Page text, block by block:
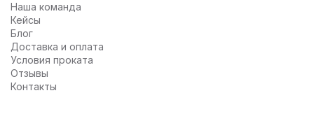
Наша команда
Кейсы
Блог
Доставка и оплата
Условия проката
Отзывы
Контакты